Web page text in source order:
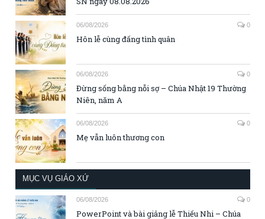
06/08/2026 0
Hôn lễ cùng đấng tình quân
06/08/2026 0
Đừng sống bằng nỗi sợ – Chúa Nhật 19 Thường
Niên, năm A
06/08/2026 0
Mẹ vẫn luôn thương con
MỤC VỤ GIÁO XỨ
06/08/2026 0
PowerPoint và bài giảng lễ Thiếu Nhi – Chúa